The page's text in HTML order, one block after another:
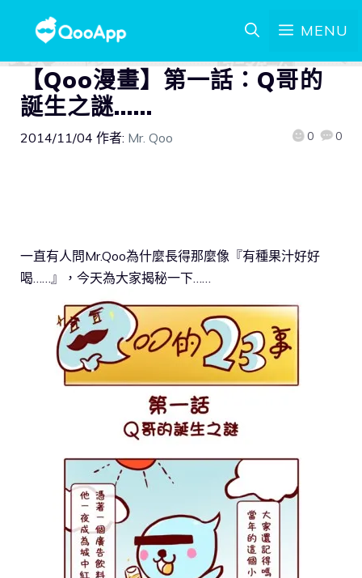
MENU
【Qoo漫畫】第一話：Q哥的
誕生之謎……
2014/11/04 作者: Mr. Qoo 0 0
一直有人問Mr.Qoo為什麼長得那麼像『有種果汁好好
喝……』，今天為大家揭秘一下……